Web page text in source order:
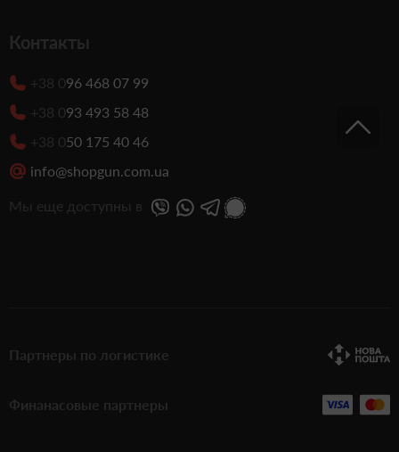
Контакты
+38 096 468 07 99
+38 093 493 58 48
+38 050 175 40 46
info@shopgun.com.ua
Мы еще доступны в
Партнеры по логистике
Финанасовые партнеры